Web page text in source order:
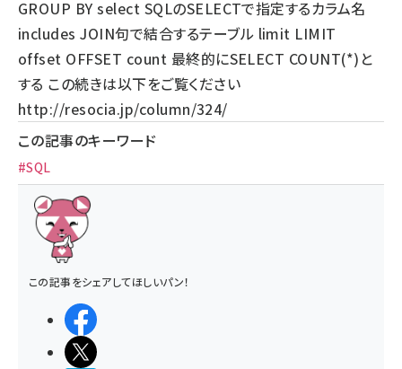
GROUP BY select SQLのSELECTで指定するカラム名
includes JOIN句で結合するテーブル limit LIMIT
offset OFFSET count 最終的にSELECT COUNT(*)と
する この続きは以下をご覧ください
http://resocia.jp/column/324/
この記事のキーワード
#SQL
この記事をシェアしてほしいパン！